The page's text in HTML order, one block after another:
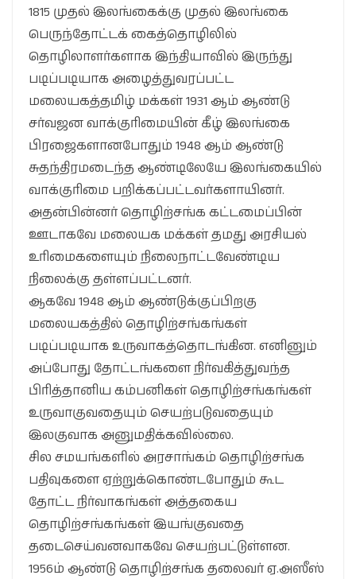
1815 முதல் இலங்கைக்கு முதல் இலங்கை
பெருந்தோட்டக் கைத்தொழிலில்
தொழிலாளர்களாக இந்தியாவில் இருந்து
படிப்படியாக அழைத்துவரப்பட்ட
மலையகத்தமிழ் மக்கள் 1931 ஆம் ஆண்டு
சர்வஜன வாக்குரிமையின் கீழ் இலங்கை
பிரஜைகளானபோதும் 1948 ஆம் ஆண்டு
சுதந்திரமடைந்த ஆண்டிலேயே இலங்கையில்
வாக்குரிமை பறிக்கப்பட்டவர்களாயினர்.
அதன்பின்னர் தொழிற்சங்க கட்டமைப்பின்
ஊடாகவே மலையக மக்கள் தமது அரசியல்
உரிமைகளையும் நிலைநாட்டவேண்டிய
நிலைக்கு தள்ளப்பட்டனர்.
ஆகவே 1948 ஆம் ஆண்டுக்குப்பிறகு
மலையகத்தில் தொழிற்சங்கங்கள்
படிப்படியாக உருவாகத்தொடங்கின. எனினும்
அப்போது தோட்டங்களை நிர்வகித்துவந்த
பிரித்தானிய கம்பனிகள் தொழிற்சங்கங்கள்
உருவாகுவதையும் செயற்படுவதையும்
இலகுவாக அனுமதிக்கவில்லை.
சில சமயங்களில் அரசாங்கம் தொழிற்சங்க
பதிவுகளை ஏற்றுக்கொண்டபோதும் கூட
தோட்ட நிர்வாகங்கள் அத்தகைய
தொழிற்சங்கங்கள் இயங்குவதை
தடைசெய்வனவாகவே செயற்பட்டுள்ளன.
1956ம் ஆண்டு தொழிற்சங்க தலைவர் ஏ.அஸீஸ்